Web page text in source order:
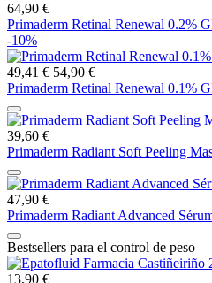
64,90 €
Primaderm Retinal Renewal 0.2%
-10%
49,41 € 54,90 €
Primaderm Retinal Renewal 0.1%
39,60 €
Primaderm Radiant Soft Peeling
47,90 €
Primaderm Radiant Advanced
Bestsellers para el control de peso
13,90 €